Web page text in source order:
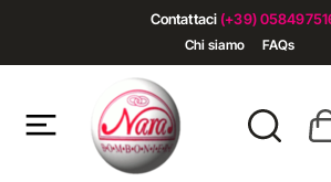
Contattaci (+39)
Chi siamo FAQs